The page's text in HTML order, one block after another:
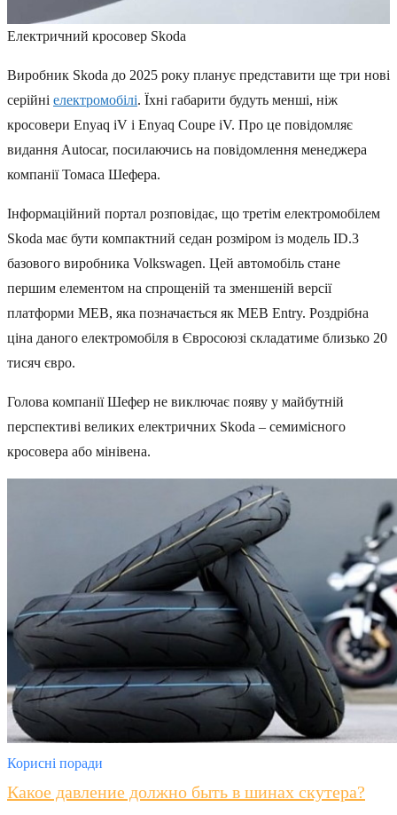
Електричний кросовер Skoda
Виробник Skoda до 2025 року планує представити ще три нові
серійні електромобілі. Їхні габарити будуть менші, ніж
кросовери Enyaq iV і Enyaq Coupe iV. Про це повідомляє
видання Autocar, посилаючись на повідомлення менеджера
компанії Томаса Шефера.
Інформаційний портал розповідає, що третім електромобілем
Skoda має бути компактний седан розміром із модель ID.3
базового виробника Volkswagen. Цей автомобіль стане
першим елементом на спрощеній та зменшеній версії
платформи MEB, яка позначається як MEB Entry. Роздрібна
ціна даного електромобіля в Євросоюзі складатиме близько 20
тисяч євро.
Голова компанії Шефер не виключає появу у майбутній
перспективі великих електричних Skoda – семимісного
кросовера або мінівена.
Корисні поради
Какое давление должно быть в шинах скутера?